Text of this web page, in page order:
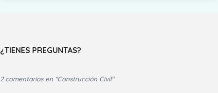
¿TIENES PREGUNTAS?
2 comentarios en "Construcción Civil"